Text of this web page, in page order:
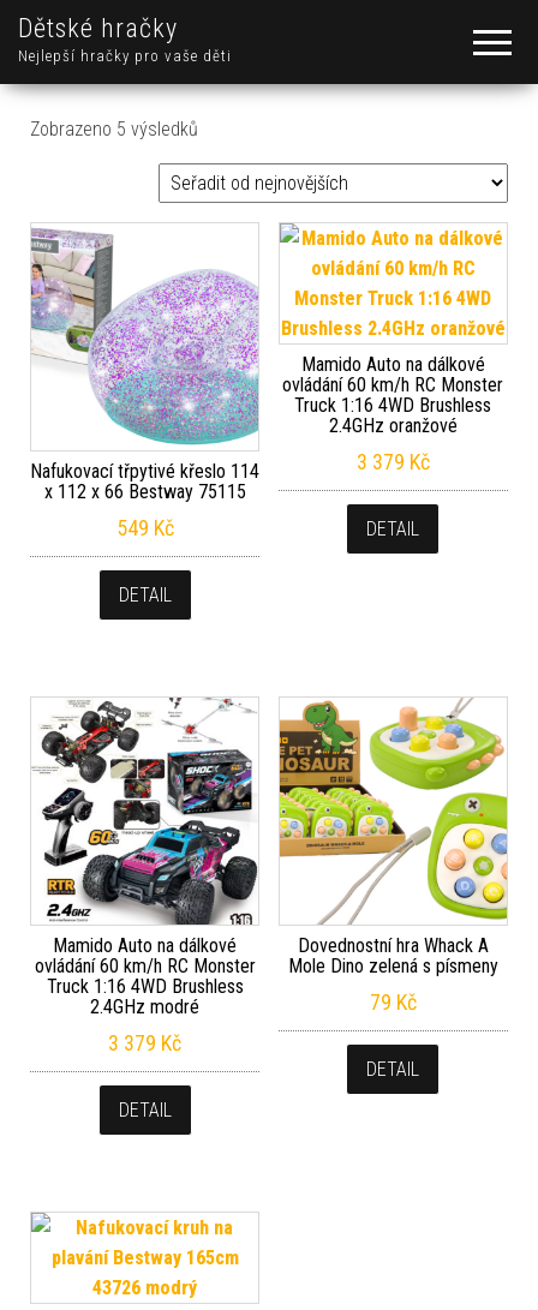
Dětské hračky
Nejlepší hračky pro vaše děti
Zobrazeno 5 výsledků
Nafukovací třpytivé křeslo 114
x 112 x 66 Bestway 75115
549 Kč
DETAIL
Mamido Auto na dálkové
ovládání 60 km/h RC Monster
Truck 1:16 4WD Brushless
2.4GHz oranžové
3 379 Kč
DETAIL
Mamido Auto na dálkové
ovládání 60 km/h RC Monster
Truck 1:16 4WD Brushless
2.4GHz modré
3 379 Kč
DETAIL
Dovednostní hra Whack A
Mole Dino zelená s písmeny
79 Kč
DETAIL